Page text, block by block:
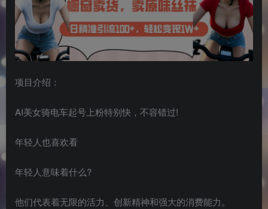
项目介绍：
AI美女骑电车起号上粉特别快，不容错过!
年轻人也喜欢看
年轻人意味着什么?
他们代表着无限的活力、创新精神和强大的消费能力。